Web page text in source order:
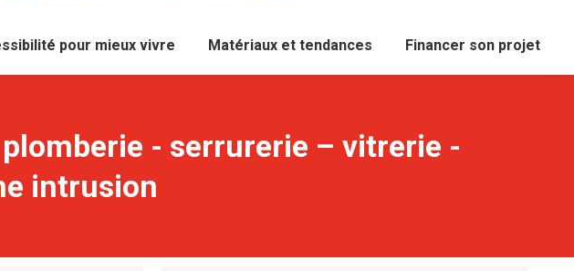
pour mieux vivre Matériaux et tendances Financer son projet
- serrurerie – vitrerie -
intrusion